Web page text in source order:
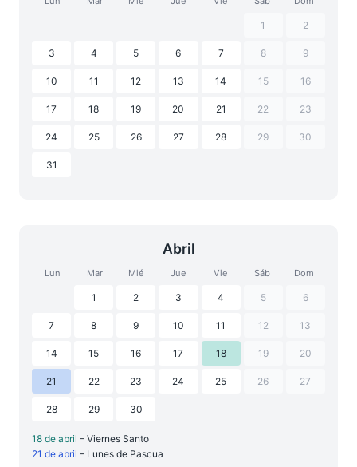
1 2
3 4 5 6 7 8 9
10 11 12 13 14 15 16
17 18 19 20 21 22 23
24 25 26 27 28 29 30
31
Abril
Lun Mar Mié Jue Vie Sáb Dom
1 2 3 4 5 6
7 8 9 10 11 12 13
14 15 16 17 18 19 20
21 22 23 24 25 26 27
28 29 30
18 de abril – Viernes Santo
21 de abril – Lunes de Pascua